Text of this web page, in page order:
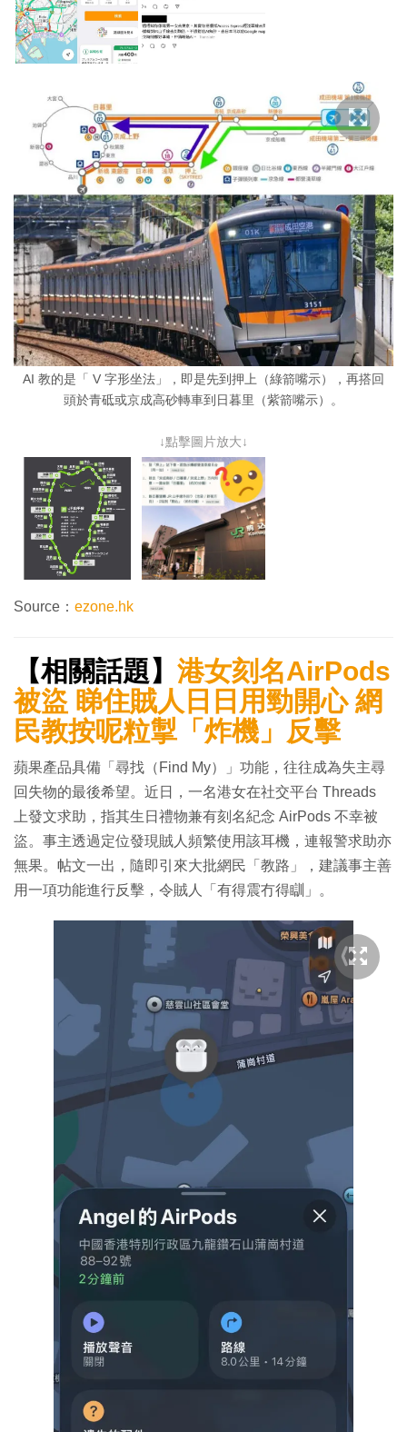
AI 教的是「 V 字形坐法」，即是先到押上（綠箭嘴示），再搭回
頭於青砥或京成高砂轉車到日暮里（紫箭嘴示）。
↓點擊圖片放大↓
Source： ezone.hk
【相關話題】 港女刻名AirPods
被盜 睇住賊人日日用勁開心 網
民教按呢粒掣「炸機」反擊
蘋果產品具備「尋找（Find My）」功能，往往成為失主尋
回失物的最後希望。近日，一名港女在社交平台 Threads
上發文求助，指其生日禮物兼有刻名紀念 AirPods 不幸被
盜。事主透過定位發現賊人頻繁使用該耳機，連報警求助亦
無果。帖文一出，隨即引來大批網民「教路」，建議事主善
用一項功能進行反擊，令賊人「有得震冇得瞓」。